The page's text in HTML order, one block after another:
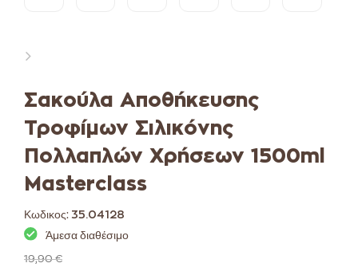
Σακούλα Αποθήκευσης
Τροφίμων Σιλικόνης
Πολλαπλών Χρήσεων 1500ml
Masterclass
Κωδικος: 35.04128
Άμεσα διαθέσιμο
19,90 €